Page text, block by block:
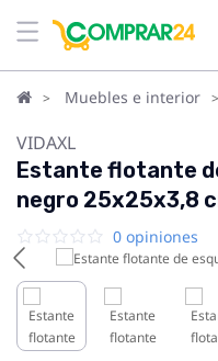
Muebles e interior
VIDAXL
Estante flotante
negro 25x25x3,8
0 opiniones